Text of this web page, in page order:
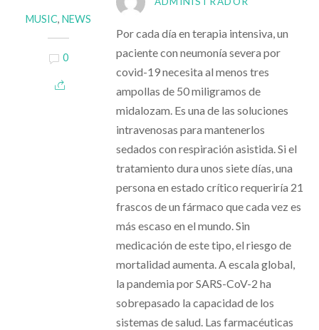
MUSIC,NEWS
0
Por cada día en terapia intensiva, un
paciente con neumonía severa por
covid-19 necesita al menos tres
ampollas de 50 miligramos de
midalozam. Es una de las soluciones
intravenosas para mantenerlos
sedados con respiración asistida. Si el
tratamiento dura unos siete días, una
persona en estado crítico requeriría 21
frascos de un fármaco que cada vez es
más escaso en el mundo. Sin
medicación de este tipo, el riesgo de
mortalidad aumenta. A escala global,
la pandemia por SARS-CoV-2 ha
sobrepasado la capacidad de los
sistemas de salud. Las farmacéuticas